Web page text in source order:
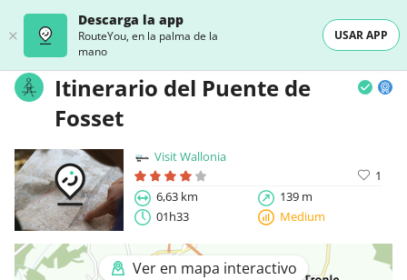
Descarga la app
RouteYou, en la palma de la
mano
USAR APP
Itinerario del Puente de
Fosset
Visit Wallonia
1
6,63 km
139 m
01h33
Medium
Ver en mapa interactivo